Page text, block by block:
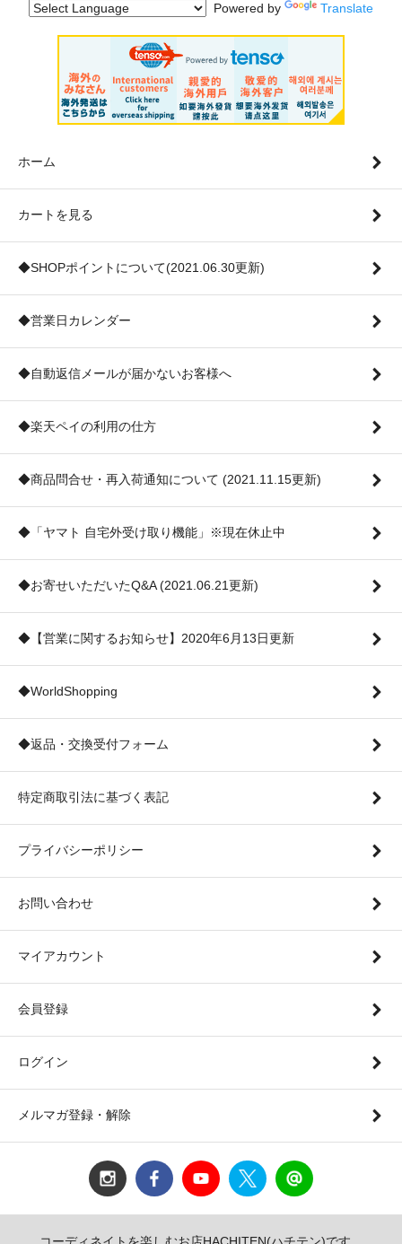
Powered by Translate
ホーム
カートを見る
◆SHOPポイントについて(2021.06.30更新)
◆営業日カレンダー
◆自動返信メールが届かないお客様へ
◆楽天ペイの利用の仕方
◆商品問合せ・再入荷通知について (2021.11.15更新)
◆「ヤマト 自宅外受け取り機能」※現在休止中
◆お寄せいただいたQ&A (2021.06.21更新)
◆【営業に関するお知らせ】2020年6月13日更新
◆WorldShopping
◆返品・交換受付フォーム
特定商取引法に基づく表記
プライバシーポリシー
お問い合わせ
マイアカウント
会員登録
ログイン
メルマガ登録・解除